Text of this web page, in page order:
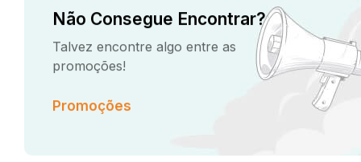
Não Consegue Encontrar?
Talvez encontre algo entre as
promoções!
Promoções